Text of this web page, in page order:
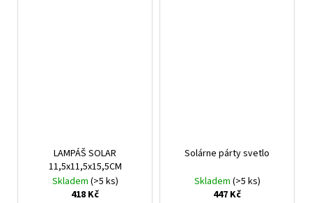
LAMPÁŠ SOLAR
11,5x11,5x15,5CM
Skladem (>5 ks)
418 Kč
Solárne párty svetlo
Skladem (>5 ks)
447 Kč